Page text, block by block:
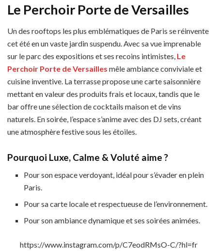
Le Perchoir Porte de Versailles
Un des rooftops les plus emblématiques de Paris se réinvente
cet été en un vaste jardin suspendu. Avec sa vue imprenable
sur le parc des expositions et ses recoins intimistes, Le
Perchoir Porte de Versailles mêle ambiance conviviale et
cuisine inventive. La terrasse propose une carte saisonnière
mettant en valeur des produits frais et locaux, tandis que le
bar offre une sélection de cocktails maison et de vins
naturels. En soirée, l’espace s’anime avec des DJ sets, créant
une atmosphère festive sous les étoiles.
Pourquoi Luxe, Calme & Voluté aime ?
Pour son espace verdoyant, idéal pour s’évader en plein
Paris.
Pour sa carte locale et respectueuse de l’environnement.
Pour son ambiance dynamique et ses soirées animées.
https://www.instagram.com/p/C7eodRMsO-C/?hl=fr